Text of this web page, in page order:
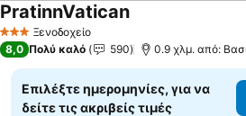
3 ΑστέριαΞενοδοχείο
PratinnVatican
8,0 Πολύ καλό 590
Επιλέξτε ημερομηνίες, για να
δείτε τις ακριβείς τιμές